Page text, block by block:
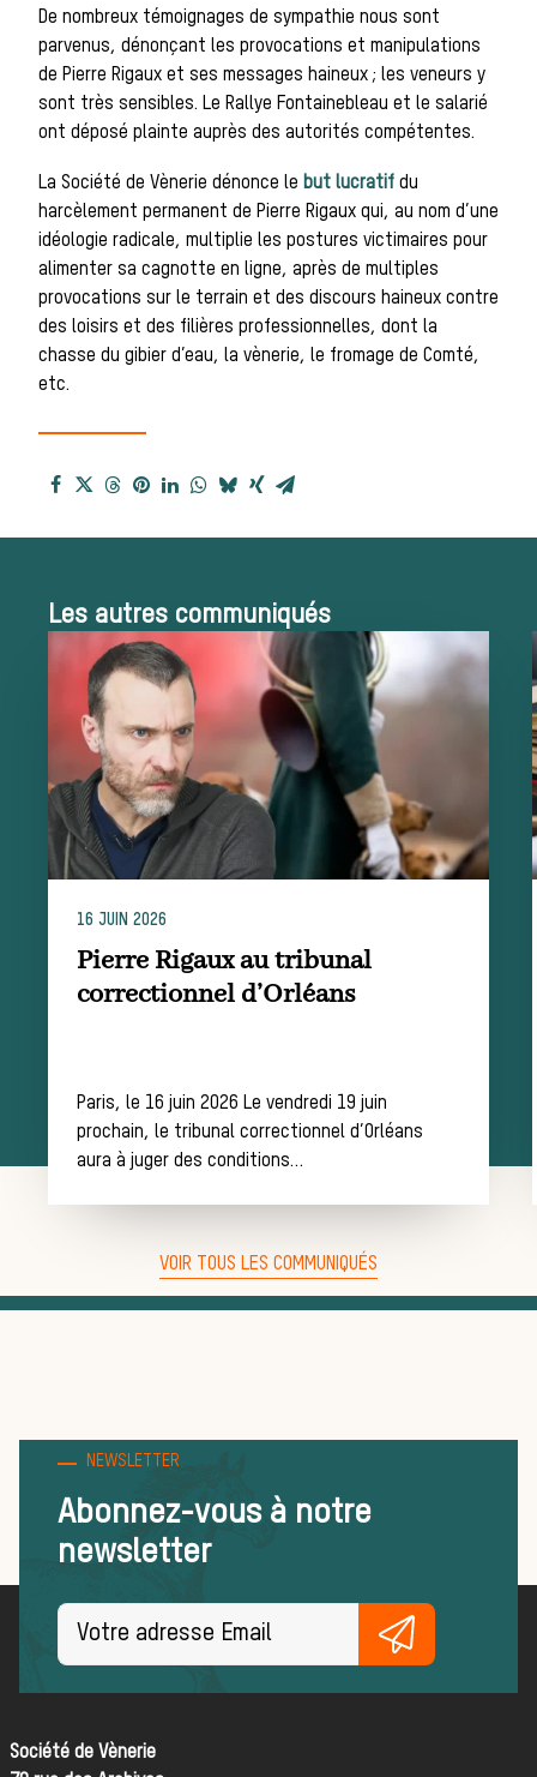
animal
Héritage
Histoire de la
chasse à
courre
Patrimoine
Équipages
La trompe de
chasse
Les missions de la Société de Vènerie
Déroulement
de chasse
Trouver un
Règles et
bonnes
pratiques
De nombreux témoignages de sympathie nous sont
parvenus, dénonçant les provocations et manipulations
de Pierre Rigaux et ses messages haineux ; les veneurs y
sont très sensibles. Le Rallye Fontainebleau et le salarié
ont déposé plainte auprès des autorités compétentes.
La Société de Vènerie dénonce le but lucratif du
harcèlement permanent de Pierre Rigaux qui, au nom d’une
idéologie radicale, multiplie les postures victimaires pour
alimenter sa cagnotte en ligne, après de multiples
provocations sur le terrain et des discours haineux contre
des loisirs et des filières professionnelles, dont la
chasse du gibier d’eau, la vènerie, le fromage de Comté,
etc.
Les autres communiqués
16 JUIN 2026
Pierre Rigaux au tribunal
correctionnel d’Orléans
Paris, le 16 juin 2026 Le vendredi 19 juin
prochain, le tribunal correctionnel d’Orléans
aura à juger des conditions…
VOIR TOUS LES COMMUNIQUÉS
NEWSLETTER
Abonnez-vous à notre
newsletter
Société de Vènerie